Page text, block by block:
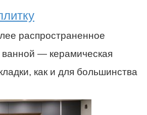
распространенное
ванной — керамическая
как и для большинства